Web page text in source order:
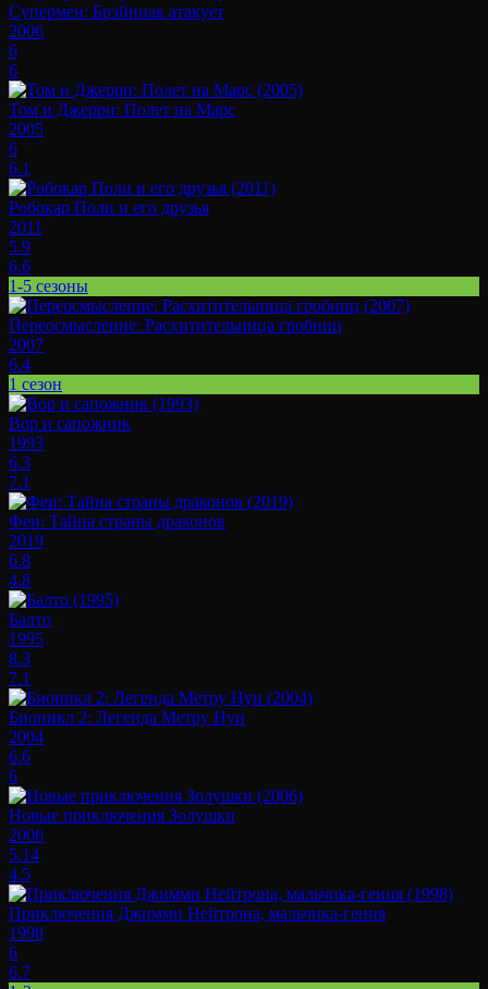
Супермен: Брэйниак атакует
2006
6
6
Том и Джерри: Полет на Марс
2005
6
6.1
Робокар Поли и его друзья
2011
5.9
6.6
1-5 сезоны
Переосмысление: Расхитительница гробниц
2007
6.4
1 сезон
Вор и сапожник
1993
6.3
7.1
Феи: Тайна страны драконов
2019
6.8
4.8
Балто
1995
8.3
7.1
Бионикл 2: Легенда Метру Нуи
2004
6.6
6
Новые приключения Золушки
2006
5.14
4.5
Приключения Джимми Нейтрона, мальчика-гения
1998
6
6.7